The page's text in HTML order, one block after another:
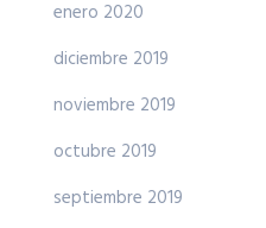
enero 2020
diciembre 2019
noviembre 2019
octubre 2019
septiembre 2019